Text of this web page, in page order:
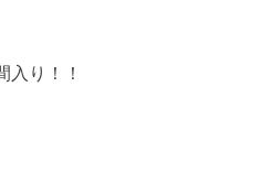
入り！！